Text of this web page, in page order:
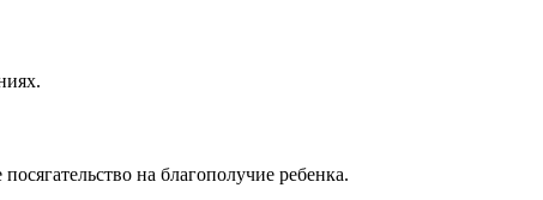
на благополучие ребенка.